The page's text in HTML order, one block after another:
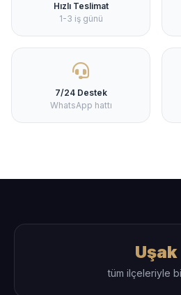
Hızlı Teslimat
1-3 iş günü
7/24 Destek
WhatsApp hattı
Uşak
tüm ilçeleriyle